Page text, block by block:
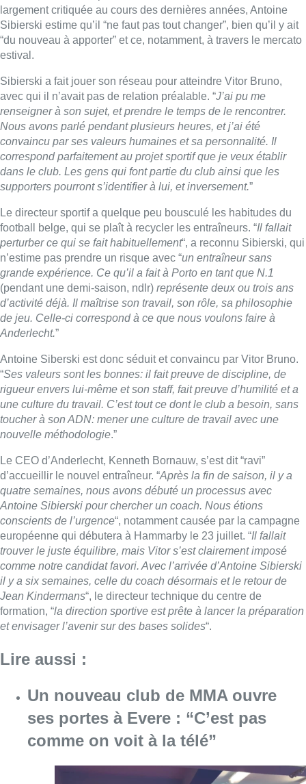
Le directeur sportif a quelque peu bousculé les habitudes du
football belge, qui se plaît à recycler les entraîneurs. “Il fallait
perturber ce qui se fait habituellement
n’estime pas prendre un risque avec “
grande expérience. Ce qu’il a fait à Porto en tant que N.1
(pendant une demi-saison, ndlr)représente deux ou trois ans
d’activité déjà. Il maîtrise son travail, son rôle, sa philosophie
de jeu. Celle-ci correspond à ce que nous voulons faire à
Anderlecht.”
Antoine Siberski est donc séduit et convaincu par Vitor Bruno.
“Ses valeurs sont les bonnes: il fait preuve de discipline, de
rigueur envers lui-même et son staff, fait preuve d’humilité et a
une culture du travail. C’est tout ce dont le club a besoin, sans
toucher à son ADN: mener une culture de travail avec une
nouvelle méthodologie.”
Le CEO d’Anderlecht, Kenneth Bornauw, s’est dit “ravi”
d’accueillir le nouvel entraîneur. “Après la fin de saison, il y a
quatre semaines, nous avons débuté un processus avec
Antoine Sibierski pour chercher un coach. Nous étions
conscients de l’urgence
européenne qui débutera à Hammarby le 23 juillet. “
trouver le juste équilibre, mais Vitor s’est clairement imposé
comme notre candidat favori. Avec l’arrivée d’Antoine Sibierski
il y a six semaines, celle du coach désormais et le retour de
Jean Kindermans“, le directeur technique du centre de
formation, “ la direction sportive est prête à lancer la préparation
et envisager l’avenir sur des bases solides
Lire aussi :
Un nouveau club de MMA ouvre
ses portes à Evere : “C’est pas
comme on voit à la télé”